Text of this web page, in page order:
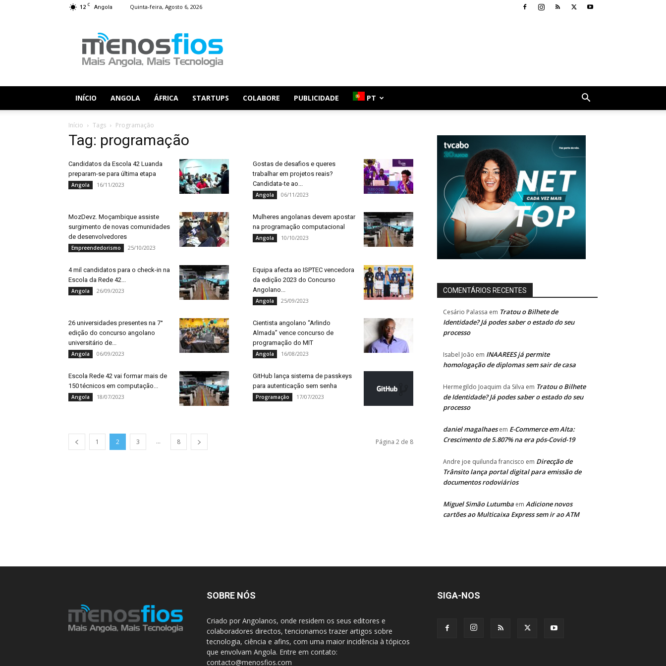
12 C Angola Quinta-feira, Agosto 6, 2026
Fios
INÍCIO ANGOLA ÁFRICA STARTUPS COLABORE PUBLICIDADE PT
Início Tags Programação
Tag: programação
Candidatos da Escola 42 Luanda
preparam-se para última etapa
Angola 16/11/2023
Gostas de desafios e queres
trabalhar em projetos reais?
Candidata-te ao...
Angola 06/11/2023
MozDevz. Moçambique assiste
surgimento de novas comunidades
de desenvolvedores
Empreendedorismo 25/10/2023
Mulheres angolanas devem apostar
na programação computacional
Angola 10/10/2023
4 mil candidatos para o check-in na
Escola da Rede 42...
Angola 26/09/2023
Equipa afecta ao ISPTEC vencedora
da edição 2023 do Concurso
Angolano...
Angola 25/09/2023
26 universidades presentes na 7°
edição do concurso angolano
universitário de...
Angola 06/09/2023
Cientista angolano “Arlindo
Almada” vence concurso de
programação do MIT
Angola 16/08/2023
Escola Rede 42 vai formar mais de
150 técnicos em computação...
Angola 18/07/2023
GitHub lança sistema de passkeys
para autenticação sem senha
Programação 17/07/2023
1 2 3 ... 8 Página 2 de 8
COMENTÁRIOS RECENTES
Cesário Palassa em Tratou o Bilhete de
Identidade? Já podes saber o estado do seu
processo
Isabel João em INAAREES já permite
homologação de diplomas sem sair de casa
Hermegildo Joaquim da Silva em Tratou o Bilhete
de Identidade? Já podes saber o estado do seu
processo
daniel magalhaesem E-Commerce em Alta:
Crescimento de 5.807% na era pós-Covid-19
Andre joe quilunda francisco em Direcção de
Trânsito lança portal digital para emissão de
documentos rodoviários
Miguel Simão Lutumba em Adicione novos
cartões ao Multicaixa Express sem ir ao ATM
SOBRE NÓS
Criado por Angolanos, onde residem os seus editores e
colaboradores directos, tencionamos trazer artigos sobre
tecnologia, ciência e afins, com uma maior incidência à tópicos
que envolvam Angola. Entre em contato:
contacto@menosfios.com
SIGA-NOS